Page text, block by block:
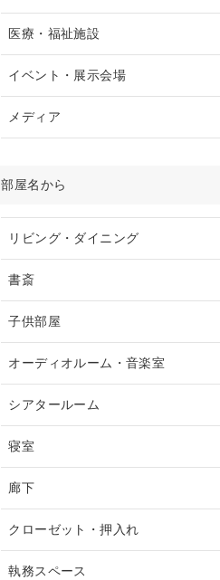
医療・福祉施設
イベント・展示会場
メディア
部屋名から
リビング・ダイニング
書斎
子供部屋
オーディオルーム・音楽室
シアタールーム
寝室
廊下
クローゼット・押入れ
執務スペース